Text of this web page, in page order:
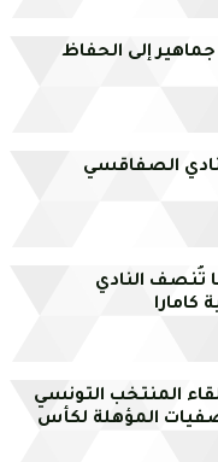
جماهير إلى الحفاظ
الصفاقسي
تُنصف النادي
المنتخب التونسي
المؤهلة لكأس